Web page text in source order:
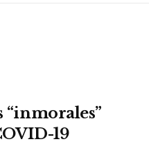
“inmorales”
19